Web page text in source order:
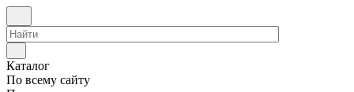
Каталог
По всему сайту